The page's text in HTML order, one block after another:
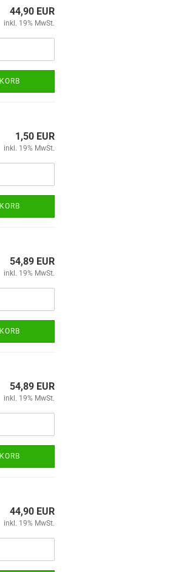
44,90 EUR
inkl. 19% MwSt.
1,50 EUR
inkl. 19% MwSt.
54,89 EUR
inkl. 19% MwSt.
54,89 EUR
inkl. 19% MwSt.
44,90 EUR
inkl. 19% MwSt.